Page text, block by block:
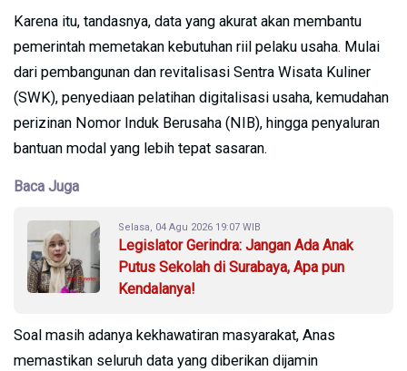
Karena itu, tandasnya, data yang akurat akan membantu
pemerintah memetakan kebutuhan riil pelaku usaha. Mulai
dari pembangunan dan revitalisasi Sentra Wisata Kuliner
(SWK), penyediaan pelatihan digitalisasi usaha, kemudahan
perizinan Nomor Induk Berusaha (NIB), hingga penyaluran
bantuan modal yang lebih tepat sasaran.
Baca Juga
Selasa, 04 Agu 2026 19:07 WIB
Legislator Gerindra: Jangan Ada Anak
Putus Sekolah di Surabaya, Apa pun
Kendalanya!
Soal masih adanya kekhawatiran masyarakat, Anas
memastikan seluruh data yang diberikan dijamin